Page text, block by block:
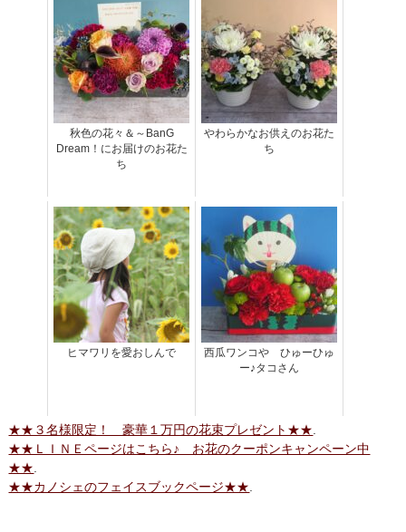
秋色の花々＆～BanG
Dream！にお届けのお花た
ち
やわらかなお供えのお花た
ち
ヒマワリを愛おしんで
西瓜ワンコや ひゅーひゅ
ー♪タコさん
★★３名様限定！ 豪華１万円の花束プレゼント★★.
★★ＬＩＮＥページはこちら♪ お花のクーポンキャンペーン中
★★.
★★カノシェのフェイスブックページ★★.